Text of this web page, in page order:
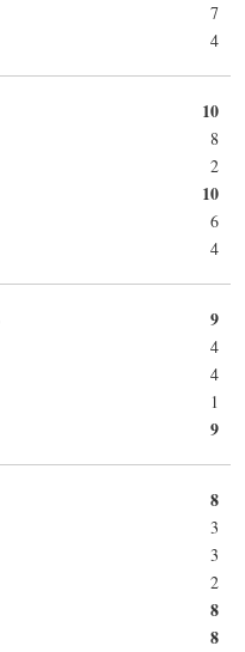
7
4
10
8
2
10
6
4
9
4
4
1
9
8
3
3
2
8
8